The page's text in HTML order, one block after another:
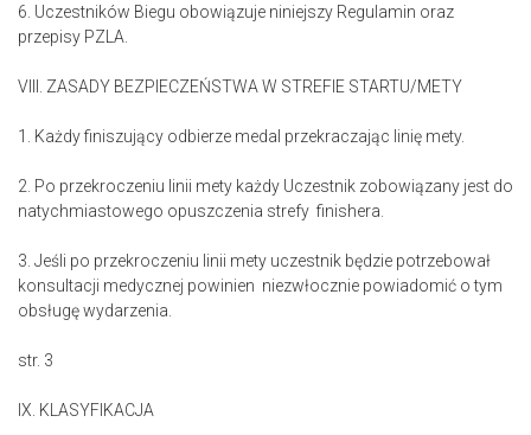
6. Uczestników Biegu obowiązuje niniejszy Regulamin oraz
przepisy PZLA.
VIII. ZASADY BEZPIECZEŃSTWA W STREFIE STARTU/METY
1. Każdy finiszujący odbierze medal przekraczając linię mety.
2. Po przekroczeniu linii mety każdy Uczestnik zobowiązany jest do
natychmiastowego opuszczenia strefy finishera.
3. Jeśli po przekroczeniu linii mety uczestnik będzie potrzebował
konsultacji medycznej powinien niezwłocznie powiadomić o tym
obsługę wydarzenia.
str. 3
IX. KLASYFIKACJA